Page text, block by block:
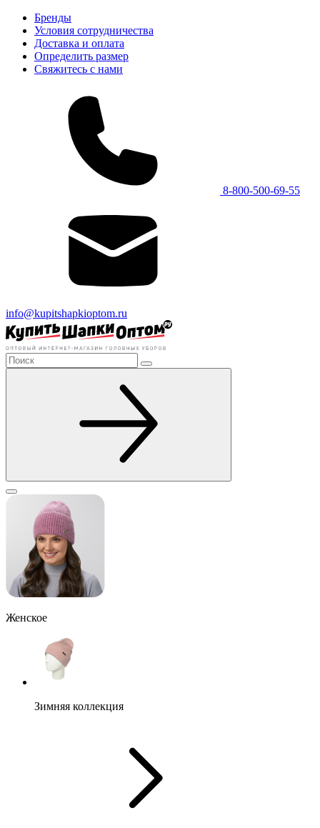
Бренды
Условия сотрудничества
Доставка и оплата
Определить размер
Свяжитесь с нами
8-800-500-69-55
info@kupitshapkioptom.ru
Женское
Зимняя коллекция